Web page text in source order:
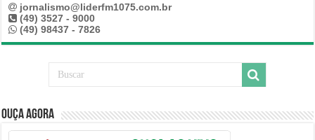
jornalismo@liderfm1075.com.br
(49) 3527 - 9000
(49) 98437 - 7826
Ouça Agora